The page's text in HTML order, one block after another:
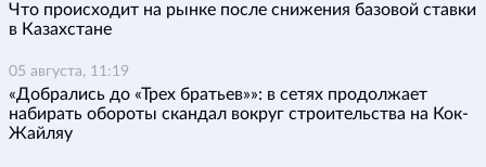
Что происходит на рынке после снижения базовой ставки
в Казахстане
05 августа, 11:19
«Добрались до «Трех братьев»»: в сетях продолжает
набирать обороты скандал вокруг строительства на Кок-
Жайляу